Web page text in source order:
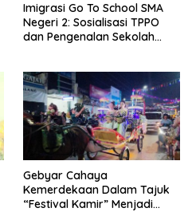
Imigrasi Go To School SMA
Negeri 2: Sosialisasi TPPO
dan Pengenalan Sekolah
Gebyar Cahaya
Kemerdekaan Dalam Tajuk
“Festival Kamir” Menjadi